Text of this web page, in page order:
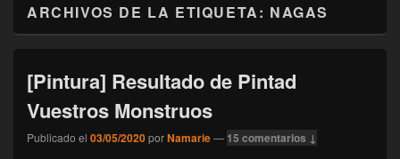
ARCHIVOS DE LA ETIQUETA: NAGAS
[Pintura] Resultado de Pintad
Vuestros Monstruos
Publicado el 03/05/2020porNamarie— 15 comentarios ↓